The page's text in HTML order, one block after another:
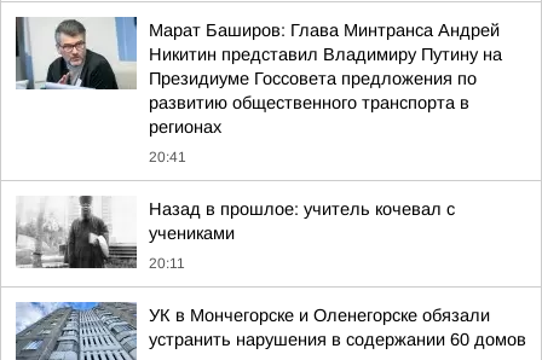
Марат Баширов: Глава Минтранса Андрей
Никитин представил Владимиру Путину на
Президиуме Госсовета предложения по
развитию общественного транспорта в
регионах
20:41
Назад в прошлое: учитель кочевал с
учениками
20:11
УК в Мончегорске и Оленегорске обязали
устранить нарушения в содержании 60 домов